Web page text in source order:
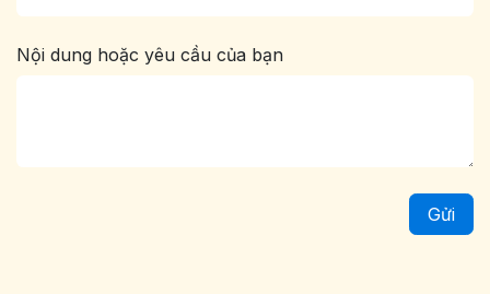
Nội dung hoặc yêu cầu của bạn
Gửi